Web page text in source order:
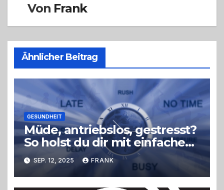
Von Frank
Ähnlicher Beitrag
GESUNDHEIT
Müde, antriebslos, gestresst?
So holst du dir mit einfachen
Tricks neue Energie zurück –
ohne radikale
Veränderungen
SEP. 12, 2025 FRANK